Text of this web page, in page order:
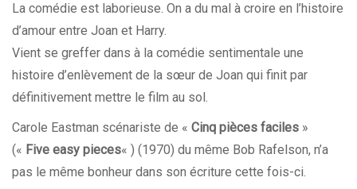
La comédie est laborieuse. On a du mal à croire en l’histoire
d’amour entre Joan et Harry.
Vient se greffer dans à la comédie sentimentale une
histoire d’enlèvement de la sœur de Joan qui finit par
définitivement mettre le film au sol.
Carole Eastman scénariste de « Cinq pièces faciles »
(« Five easy pieces« ) (1970) du même Bob Rafelson, n’a
pas le même bonheur dans son écriture cette fois-ci.